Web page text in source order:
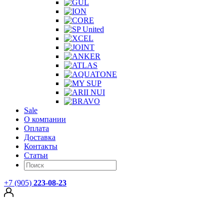
Sale
О компании
Оплата
Доставка
Контакты
Статьи
+7 (905) 223-08-23